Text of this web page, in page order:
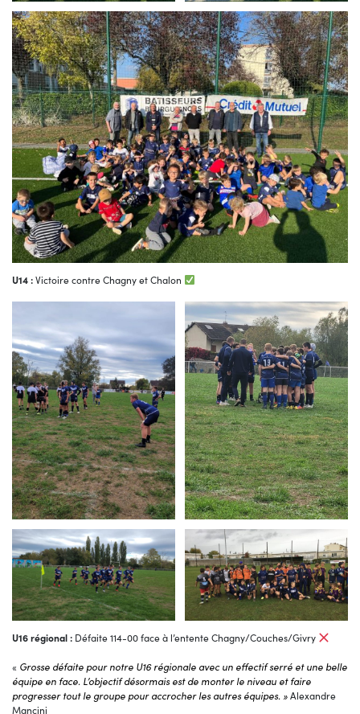
U14 :Victoire contre Chagny et Chalon
U16 régional : Défaite 114-00 face à l’entente Chagny/Couches/Givry
« Grosse défaite pour notre U16 régionale avec un effectif serré et une belle
équipe en face. L’objectif désormais est de monter le niveau et faire
progresser tout le groupe pour accrocher les autres équipes. »Alexandre
Mancini